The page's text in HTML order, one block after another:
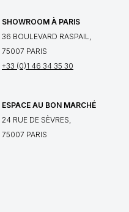
SHOWROOM À PARIS
36 BOULEVARD RASPAIL,
75007 PARIS
+33 (0)1 46 34 35 30
ESPACE AU BON MARCHÉ
24 RUE DE SÈVRES,
75007 PARIS